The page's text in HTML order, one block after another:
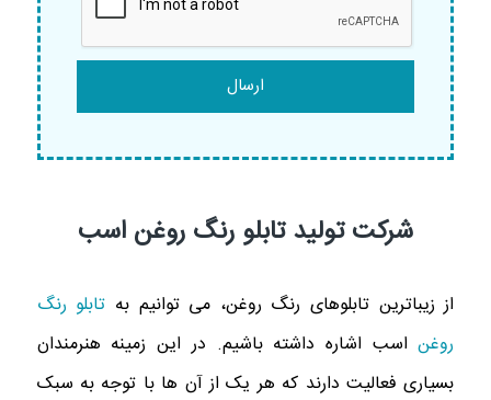
شرکت تولید تابلو رنگ روغن اسب
از زیباترین تابلوهای رنگ روغن، می توانیم به تابلو رنگ
روغناسب اشاره داشته باشیم. در این زمینه هنرمندان
بسیاری فعالیت دارند که هر یک از آن ها با توجه به سبک